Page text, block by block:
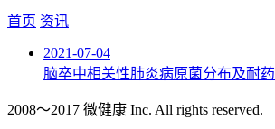
首页 资讯
2021-07-04
脑卒中相关性肺炎病原菌分布及耐
2008～2017 微健康 Inc. All rights reserved.